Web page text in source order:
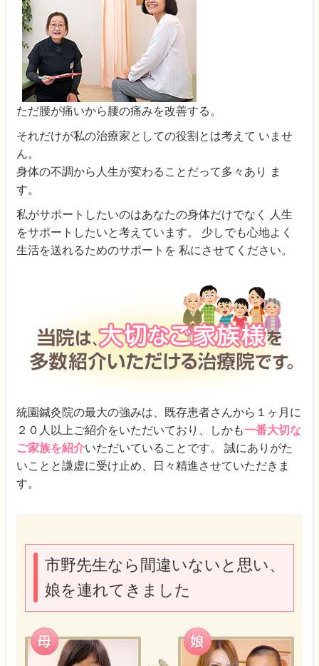
ただ腰が痛いから腰の痛みを改善する。
それだけが私の治療家としての役割とは考えて いませ
ん。
身体の不調から人生が変わることだって多々あり ま
す。
私がサポートしたいのはあなたの身体だけでなく 人生
をサポートしたいと考えています。 少しでも心地よく
生活を送れるためのサポートを 私にさせてください。
統園鍼灸院の最大の強みは、既存患者さんから１ヶ月に
２０人以上ご紹介をいただいており、しかも一番大切な
ご家族を紹介いただいていることです。 誠にありがた
いことと謙虚に受け止め、日々精進させていただきま
す。
市野先生なら間違いないと思い、
娘を連れてきました